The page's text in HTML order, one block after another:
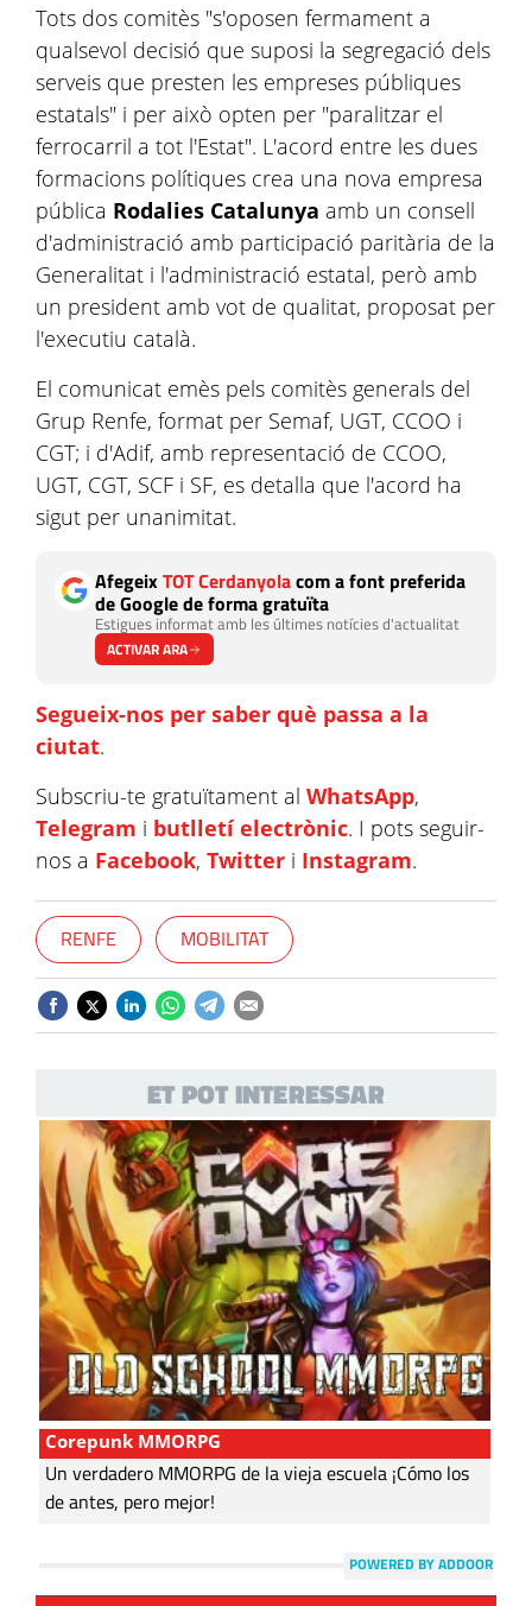
Tots dos comitès "s'oposen fermament a
qualsevol decisió que suposi la segregació dels
serveis que presten les empreses públiques
estatals" i per això opten per "paralitzar el
ferrocarril a tot l'Estat". L'acord entre les dues
formacions polítiques crea una nova empresa
pública Rodalies Catalunya amb un consell
d'administració amb participació paritària de la
Generalitat i l'administració estatal, però amb
un president amb vot de qualitat, proposat per
l'executiu català.
El comunicat emès pels comitès generals del
Grup Renfe, format per Semaf, UGT, CCOO i
CGT; i d'Adif, amb representació de CCOO,
UGT, CGT, SCF i SF, es detalla que l'acord ha
sigut per unanimitat.
AfegeixTOT Cerdanyolacom a font preferida
de Google de forma gratuïta
Estigues informat amb les últimes notícies d'actualitat
ACTIVAR ARA
Segueix-nos per saber què passa a la
ciutat.
Subscriu-te gratuïtament al WhatsApp,
Telegram i butlletí electrònic. I pots seguir-
nos a Facebook, Twitter i Instagram.
RENFE MOBILITAT
ET POT INTERESSAR
Corepunk MMORPG
Un verdadero MMORPG de la vieja escuela ¡Cómo los
de antes, pero mejor!
POWERED BY ADDOOR